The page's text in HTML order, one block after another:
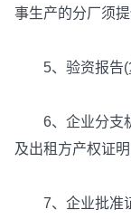
事生产的分厂须
5、验资报告(
6、企业分支机
及出租方产权证
7、企业批准证